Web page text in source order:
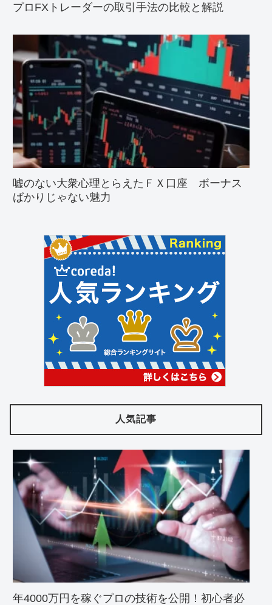
プロFXトレーダーの取引手法の比較と解説
嘘のない大衆心理とらえたＦＸ口座 ボーナス
ばかりじゃない魅力
人気記事
年4000万円を稼ぐプロの技術を公開！初心者必